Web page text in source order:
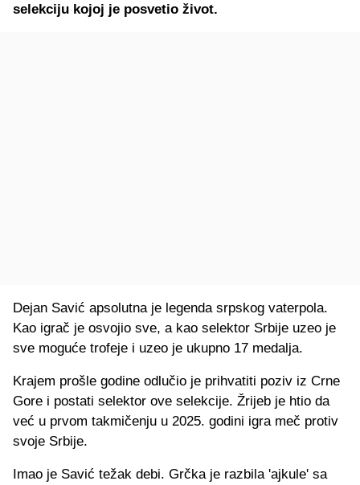
selekciju kojoj je posvetio život.
Dejan Savić apsolutna je legenda srpskog vaterpola.
Kao igrač je osvojio sve, a kao selektor Srbije uzeo je
sve moguće trofeje i uzeo je ukupno 17 medalja.
Krajem prošle godine odlučio je prihvatiti poziv iz Crne
Gore i postati selektor ove selekcije. Žrijeb je htio da
već u prvom takmičenju u 2025. godini igra meč protiv
svoje Srbije.
Imao je Savić težak debi. Grčka je razbila 'ajkule' sa